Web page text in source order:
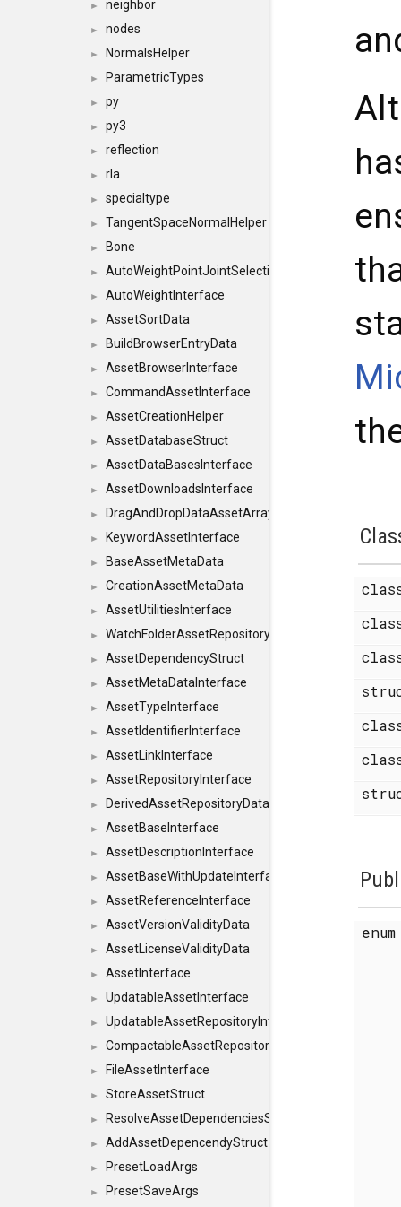
► neighbor
► nodes
► NormalsHelper
► ParametricTypes
► py
► py3
► reflection
► rla
► specialtype
► TangentSpaceNormalHelper
► Bone
► AutoWeightPointJointSelections
► AutoWeightInterface
► AssetSortData
► BuildBrowserEntryData
► AssetBrowserInterface
► CommandAssetInterface
► AssetCreationHelper
► AssetDatabaseStruct
► AssetDataBasesInterface
► AssetDownloadsInterface
► DragAndDropDataAssetArray
► KeywordAssetInterface
► BaseAssetMetaData
► CreationAssetMetaData
► AssetUtilitiesInterface
► WatchFolderAssetRepositoryInterface
► AssetDependencyStruct
► AssetMetaDataInterface
► AssetTypeInterface
► AssetIdentifierInterface
► AssetLinkInterface
► AssetRepositoryInterface
► DerivedAssetRepositoryDataInterface
► AssetBaseInterface
► AssetDescriptionInterface
► AssetBaseWithUpdateInterface
► AssetReferenceInterface
► AssetVersionValidityData
► AssetLicenseValidityData
► AssetInterface
► UpdatableAssetInterface
► UpdatableAssetRepositoryInterface
► CompactableAssetRepositoryInterface
► FileAssetInterface
► StoreAssetStruct
► ResolveAssetDependenciesStruct
► AddAssetDepencendyStruct
► PresetLoadArgs
► PresetSaveArgs